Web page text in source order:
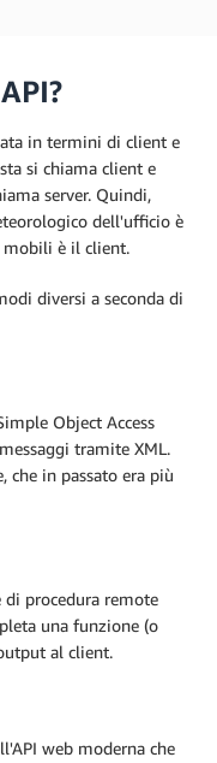
in termini di client e
si chiama client e
server. Quindi,
dell'ufficio è
mobili è il client.
diversi a seconda di
Object Access
tramite XML.
che in passato era più
di procedura remote
una funzione (o
al client.
web moderna che